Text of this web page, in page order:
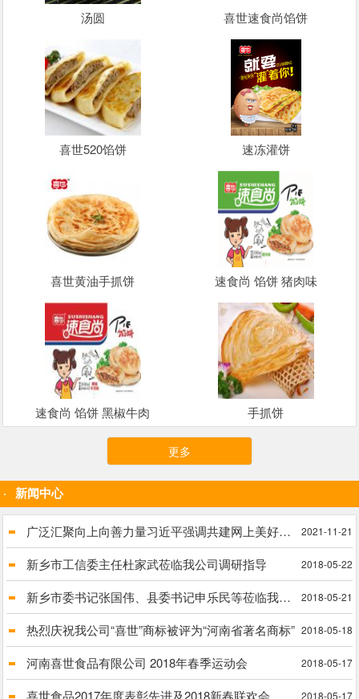
汤圆 喜世速食尚馅饼
喜世520馅饼 速冻灌饼
喜世黄油手抓饼 速食尚 馅饼 猪肉味
速食尚 馅饼 黑椒牛肉 手抓饼
更多
新闻中心
广泛汇聚向上向善力量习近平强调共建网上美好精神家园 2021-11-21
新乡市工信委主任杜家武莅临我公司调研指导 2018-05-22
新乡市委书记张国伟、县委书记申乐民等莅临我公司进行实地调研脱贫攻坚工作 2018-05-21
热烈庆祝我公司“喜世”商标被评为“河南省著名商标” 2018-05-18
河南喜世食品有限公司 2018年春季运动会 2018-05-17
喜世食品2017年度表彰先进及2018新春联欢会 2018-05-17